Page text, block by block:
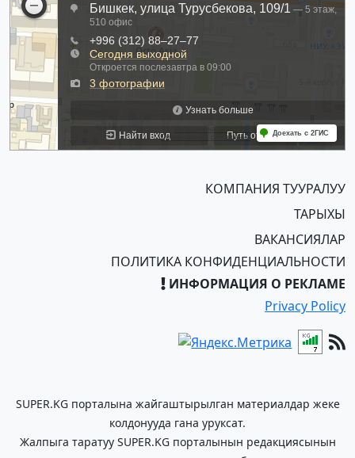
КОМПАНИЯ ТУУРАЛУУ
ТАРЫХЫ
ВАКАНСИЯЛАР
ПОЛИТИКА КОНФИДЕНЦИАЛЬНОСТИ
ИНФОРМАЦИЯ О РЕКЛАМЕ
Privacy Policy
SUPER.KG порталына жайгаштырылган материалдар жеке
колдонууда гана уруксат.
Жалпыга таратуу SUPER.KG порталынын редакциясынын